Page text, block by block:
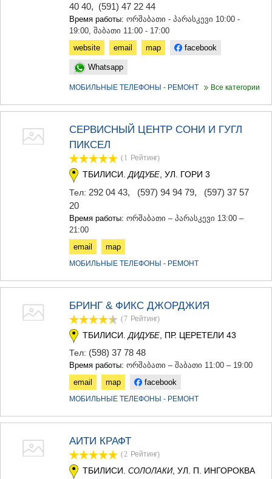
40 40, (591) 47 22 44
Время работы: ორშაბათი - პარასკევი 10:00 -
19:00, შაბათი 11:00 - 17:00
website
email map facebook
Whatsapp
МОБИЛЬНЫЕ ТЕЛЕФОНЫ - РЕМОНТ Все категории
СЕРВИСНЫЙ ЦЕНТР СОНИ И ГУГЛ
ПИКСЕЛ
(1 Рейтинг)
ТБИЛИСИ. ДИДУБЕ , УЛ. ГОРИ 3
Тел: 292 04 43, (597) 94 94 79, (597) 37 57
20
Время работы: ორშაბათი – პარასკევი 13:00 –
21:00
email
map
МОБИЛЬНЫЕ ТЕЛЕФОНЫ - РЕМОНТ
БРИНГ & ФИКС ДЖОРДЖИЯ
(7 Рейтинг)
ТБИЛИСИ. ДИДУБЕ , ПР. ЦЕРЕТЕЛИ 43
Тел: (598) 37 78 48
Время работы: ორშაბათი – შაბათი 11:00 – 19:00
email
map facebook
МОБИЛЬНЫЕ ТЕЛЕФОНЫ - РЕМОНТ
АИТИ КРАФТ
(2 Рейтинг)
ТБИЛИСИ. СОЛОЛАКИ, УЛ. П. ИНГОРОКВА